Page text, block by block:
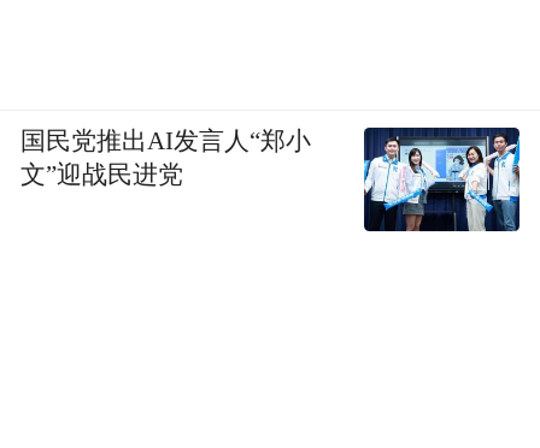
国民党推出AI发言人“郑小
文”迎战民进党